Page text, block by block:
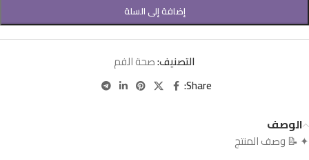
إضافة إلى السلة
التصنيف:صحة الفم
Share:
الوصف
✦ 📝 وصف المنتج